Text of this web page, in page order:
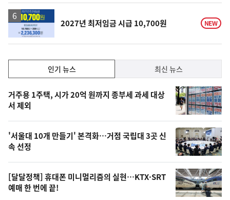
2027년 최저임금 시급 10,700원 NEW
기,
최
신,
오
늘
의
영
상
인기 뉴스 최신 뉴스
기
뉴
스
거주용 1주택, 시가 20억 원까지 종부세 과세 대상
서 제외
'서울대 10개 만들기' 본격화…거점 국립대 3곳 신
속 선정
[달달정책] 휴대폰 미니멀리즘의 실현…KTX·SRT
예매 한 번에 끝!